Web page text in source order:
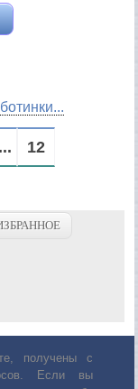
12
получены с
Если вы